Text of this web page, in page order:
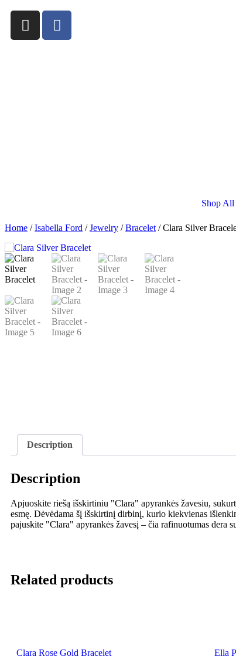
Shop All
Home /Isabella Ford /Jewelry /Bracelet / Clara Silver
Description
Description
Apjuoskite riešą išskirtiniu "Clara" apyrankės žavesiu,
esmę. Dėvėdama šį išskirtinį dirbinį, kurio kiekvienas
pajuskite "Clara" apyrankės žavesį – čia rafinuotumas dera
Related products
Clara Rose Gold Bracelet Ella